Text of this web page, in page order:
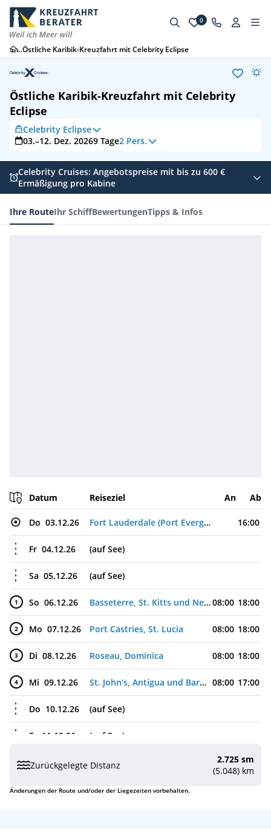
0
...Östliche Karibik-Kreuzfahrt mit Celebrity Eclipse
Östliche Karibik-Kreuzfahrt mit Celebrity
Eclipse
Celebrity Eclipse
03.–12. Dez. 20269 Tage2 Pers.
Celebrity Cruises: Angebotspreise mit bis zu 600 €
Ermäßigung pro Kabine
Ihre RouteIhr SchiffBewertungenTipps & Infos
Datum Reiseziel An Ab
Do 03.12.26 Fort Lauderdale (Port Everglades), USA 16:00
Fr 04.12.26 (auf See)
Sa 05.12.26 (auf See)
1 So 06.12.26 Basseterre, St. Kitts und Nevis08:00 18:00
2 Mo 07.12.26 Port Castries, St. Lucia 08:00 18:00
3 Di 08.12.26 Roseau, Dominica 08:00 18:00
4 Mi 09.12.26 St. John's, Antigua und Barbuda 08:00 17:00
Do 10.12.26 (auf See)
Fr 11.12.26 (auf See)
Sa 12.12.26 07:00
Zurückgelegte Distanz
2.725 sm
(5.048) km
Änderungen der Route und/oder der Liegezeiten vorbehalten.